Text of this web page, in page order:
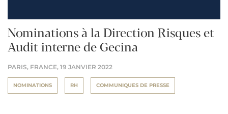
Nominations à la Direction Risques et
Audit interne de Gecina
PARIS, FRANCE, 19 JANVIER 2022
NOMINATIONS RH COMMUNIQUES DE PRESSE